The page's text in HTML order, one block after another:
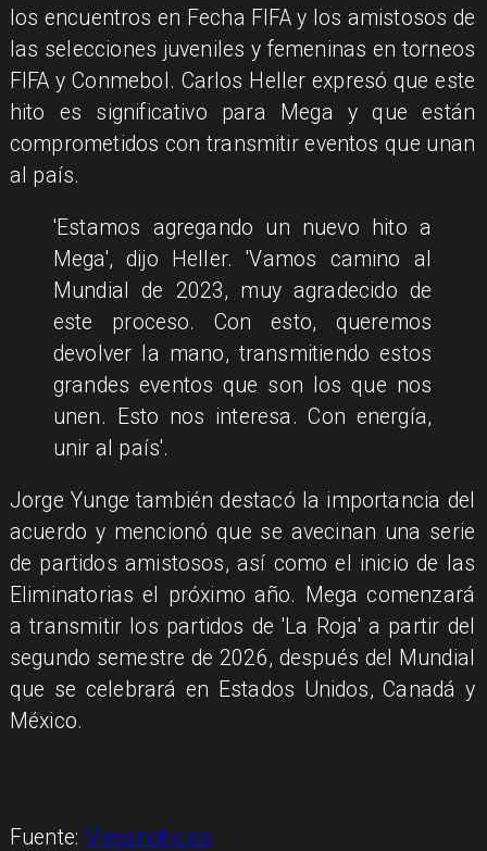
los encuentros en Fecha FIFA y los amistosos de
las selecciones juveniles y femeninas en torneos
FIFA y Conmebol. Carlos Heller expresó que este
hito es significativo para Mega y que están
comprometidos con transmitir eventos que unan
al país.
'Estamos agregando un nuevo hito a
Mega', dijo Heller. 'Vamos camino al
Mundial de 2023, muy agradecido de
este proceso. Con esto, queremos
devolver la mano, transmitiendo estos
grandes eventos que son los que nos
unen. Esto nos interesa. Con energía,
unir al país'.
Jorge Yunge también destacó la importancia del
acuerdo y mencionó que se avecinan una serie
de partidos amistosos, así como el inicio de las
Eliminatorias el próximo año. Mega comenzará
a transmitir los partidos de 'La Roja' a partir del
segundo semestre de 2026, después del Mundial
que se celebrará en Estados Unidos, Canadá y
México.
Fuente: Meganoticias